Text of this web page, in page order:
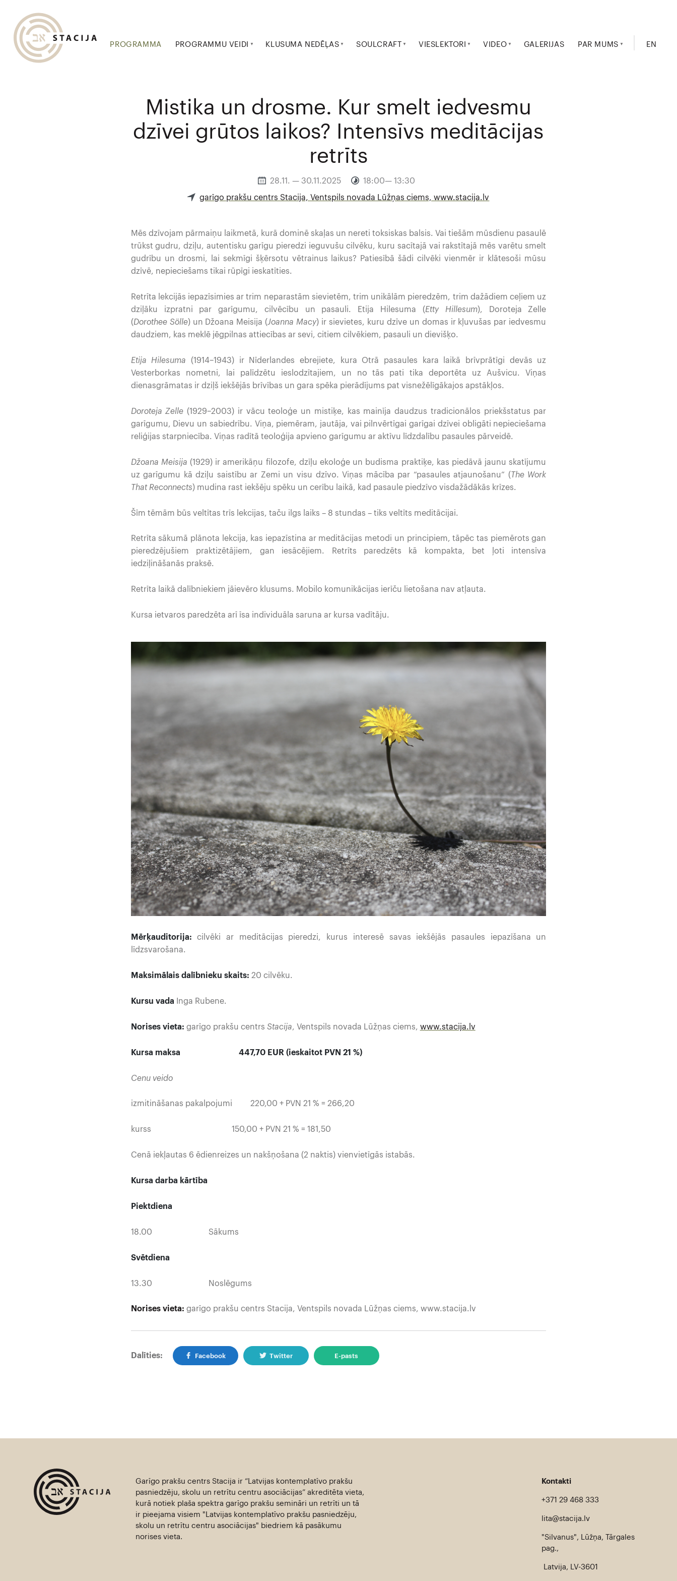
EN
PROGRAMMA PROGRAMMU VEIDI KLUSUMA NEDĒĻAS SOULCRAFT VIESLEKTORI VIDEO GALERIJAS PAR MUMS
Mistika un drosme. Kur smelt iedvesmu
dzīvei grūtos laikos? Intensīvs meditācijas
retrīts
28.11. — 30.11.2025 18:00— 13:30
garīgo prakšu centrs Stacija, Ventspils novada Lūžņas ciems, www.stacija.lv
Mēs dzīvojam pārmaiņu laikmetā, kurā dominē skaļas un nereti toksiskas balsis. Vai tiešām mūsdienu pasaulē
trūkst gudru, dziļu, autentisku garīgu pieredzi ieguvušu cilvēku, kuru sacītajā vai rakstītajā mēs varētu smelt
gudrību un drosmi, lai sekmīgi šķērsotu vētrainus laikus? Patiesībā šādi cilvēki vienmēr ir klātesoši mūsu
dzīvē, nepieciešams tikai rūpīgi ieskatīties.
Retrīta lekcijās iepazīsimies ar trim neparastām sievietēm, trim unikālām pieredzēm, trim dažādiem ceļiem uz
dziļāku izpratni par garīgumu, cilvēcību un pasauli. Etija Hilesuma (Etty Hillesum), Doroteja Zelle
(Dorothee Sölle) un Džoana Meisija (Joanna Macy) ir sievietes, kuru dzīve un domas ir kļuvušas par iedvesmu
daudziem, kas meklē jēgpilnas attiecības ar sevi, citiem cilvēkiem, pasauli un dievišķo.
Etija Hilesuma (1914–1943) ir Nīderlandes ebrejiete, kura Otrā pasaules kara laikā brīvprātīgi devās uz
Vesterborkas nometni, lai palīdzētu ieslodzītajiem, un no tās pati tika deportēta uz Aušvicu. Viņas
dienasgrāmatas ir dziļš iekšējās brīvības un gara spēka pierādījums pat visnežēlīgākajos apstākļos.
Doroteja Zelle (1929–2003) ir vācu teoloģe un mistiķe, kas mainīja daudzus tradicionālos priekšstatus par
garīgumu, Dievu un sabiedrību. Viņa, piemēram, jautāja, vai pilnvērtīgai garīgai dzīvei obligāti nepieciešama
reliģijas starpniecība. Viņas radītā teoloģija apvieno garīgumu ar aktīvu līdzdalību pasaules pārveidē.
Džoana Meisija (1929) ir amerikāņu filozofe, dzīļu ekoloģe un budisma praktiķe, kas piedāvā jaunu skatījumu
uz garīgumu kā dziļu saistību ar Zemi un visu dzīvo. Viņas mācība par “pasaules atjaunošanu” ( The Work
That Reconnects) mudina rast iekšēju spēku un cerību laikā, kad pasaule piedzīvo visdažādākās krīzes.
Šīm tēmām būs veltītas trīs lekcijas, taču ilgs laiks – 8 stundas – tiks veltīts meditācijai.
Retrīta sākumā plānota lekcija, kas iepazīstina ar meditācijas metodi un principiem, tāpēc tas piemērots gan
pieredzējušiem praktizētājiem, gan iesācējiem. Retrīts paredzēts kā kompakta, bet ļoti intensīva
iedziļināšanās praksē.
Retrīta laikā dalībniekiem jāievēro klusums. Mobilo komunikācijas ierīču lietošana nav atļauta.
Kursa ietvaros paredzēta arī īsa individuāla saruna ar kursa vadītāju.
Mērķauditorija:
cilvēki ar meditācijas pieredzi, kurus interesē savas iekšējās pasaules iepazīšana un
līdzsvarošana.
Maksimālais dalībnieku skaits: 20 cilvēku.
Kursu vada Inga Rubene.
Norises vieta: garīgo prakšu centrs Stacija, Ventspils novada Lūžņas ciems, www.stacija.lv
Kursa maksa 447,70 EUR (ieskaitot PVN 21 %)
Cenu veido
izmitināšanas pakalpojumi 220,00 + PVN 21 % = 266,20
kurss 150,00 + PVN 21 % = 181,50
Cenā iekļautas 6 ēdienreizes un nakšņošana (2 naktis) vienvietīgās istabās.
Kursa darba kārtība
Piektdiena
18.00 Sākums
Svētdiena
13.30 Noslēgums
Norises vieta: garīgo prakšu centrs Stacija, Ventspils novada Lūžņas ciems, www.stacija.lv
Dalīties: Facebook Twitter E-pasts
Garīgo prakšu centrs Stacija ir “Latvijas kontemplatīvo prakšu
pasniedzēju, skolu un retrītu centru asociācijas” akreditēta vieta,
kurā notiek plaša spektra garīgo prakšu semināri un retrīti un tā
ir pieejama visiem "Latvijas kontemplatīvo prakšu pasniedzēju,
skolu un retrītu centru asociācijas" biedriem kā pasākumu
norises vieta.
Kontakti
+371 29 468 333
lita@stacija.lv
"Silvanus", Lūžņa, Tārgales
pag.,
Latvija, LV-3601